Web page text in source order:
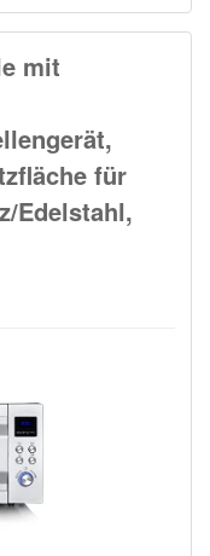
mit
für
Edelstahl,